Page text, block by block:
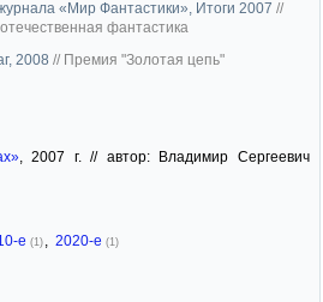
«Мир Фантастики», Итоги 2007 //
фантастика
2008 // Премия "Золотая цепь"
, 2007 г. // автор: Владимир Сергеевич
е (1) 2020-е (1)